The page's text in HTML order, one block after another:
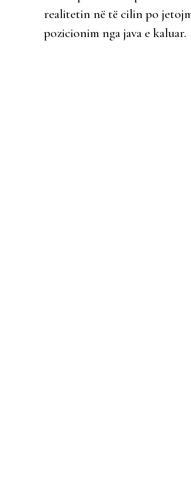
realitetin në të cilin po
pozicionim nga java e kaluar.